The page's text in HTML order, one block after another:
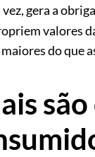
vez, gera a
valores
do que